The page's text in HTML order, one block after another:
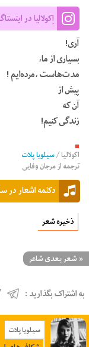
اِکولالیا در
آری!
بسیاری از ما،
مدت‌ها‌ست ،مرده‌ایم !
پیش از
آن که
زندگی کنیم!
■
اکولالیا/سیلویا پلات
ترجمه ازمرجان وفایی
دکلمه اشعار در
ذخیره شعر
« شعر بعدی شاعر
به اشتراک بگذارید :
سیلویا پلات